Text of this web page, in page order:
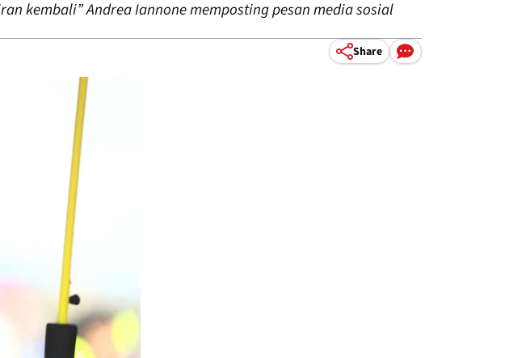
kembali” Andrea Iannone memposting pesan media sosial
Share